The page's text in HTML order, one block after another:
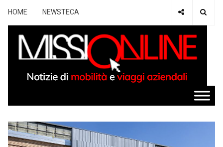
HOME NEWSTECA